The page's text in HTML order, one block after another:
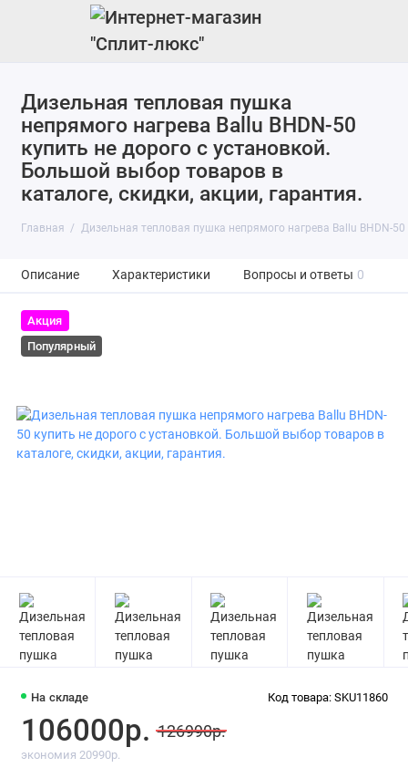
Дизельная тепловая пушка
непрямого нагрева Ballu BHDN-50
купить не дорого с установкой.
Большой выбор товаров в
каталоге, скидки, акции, гарантия.
Главная Дизельная тепловая пушка непрямого нагрева Ballu BHDN-50
Описание Характеристики Вопросы и ответы 0
Акция
Популярный
На складе Код товара: SKU11860
106000р. 126990р.
экономия 20990р.